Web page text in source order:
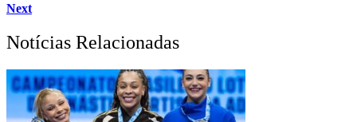
Next
Notícias Relacionadas